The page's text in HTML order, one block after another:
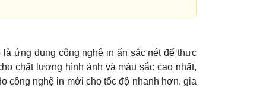
ứng dụng công nghệ in ấn sắc nét để thực
chất lượng hình ảnh và màu sắc cao nhất,
công nghệ in mới cho tốc độ nhanh hơn, gia